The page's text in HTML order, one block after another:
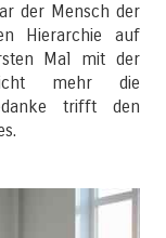
der Mensch der
Hierarchie auf
Mal mit der
nicht mehr die
trifft den